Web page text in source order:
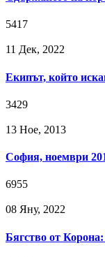
5417
11 Дек, 2022
Екипът, който
3429
13 Ное, 2013
София, ноември
6955
08 Яну, 2022
Бягство от